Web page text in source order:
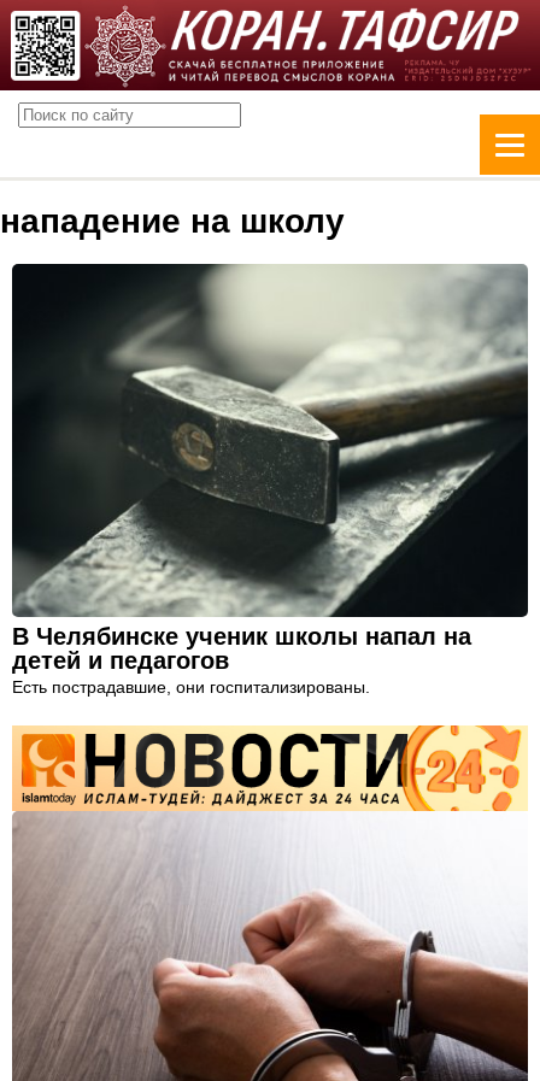
нападение на школу
В Челябинске ученик школы напал на
детей и педагогов
Есть пострадавшие, они госпитализированы.